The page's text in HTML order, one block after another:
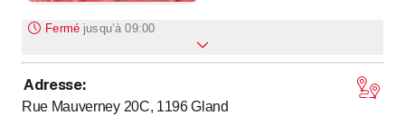
Fermé jusqu’à 09:00
Lundi jusqu’à
00
Mardi
Adresse:
Rue Mauverney 20C, 1196 Gland